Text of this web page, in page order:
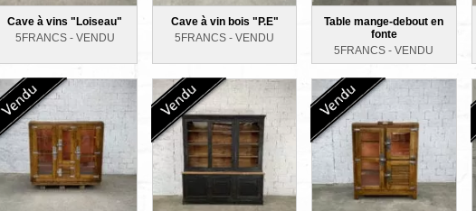
Cave à vins "Loiseau"
5FRANCS - VENDU
Cave à vin bois "P.E"
5FRANCS -VENDU
Table mange-debout en
fonte
5FRANCS -VENDU